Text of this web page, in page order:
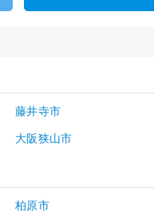
藤井寺市
大阪狭山市
柏原市